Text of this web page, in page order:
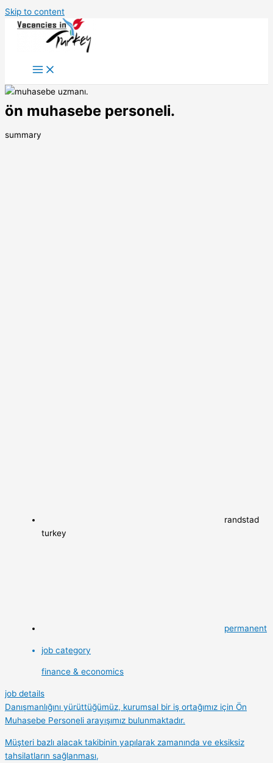
Skip to content
ön muhasebe personeli.
summary
randstad
turkey
permanent
job category
finance & economics
job details
Danışmanlığını yürüttüğümüz, kurumsal bir iş ortağımız için Ön
Muhasebe Personeli arayışımız bulunmaktadır.
Müşteri bazlı alacak takibinin yapılarak zamanında ve eksiksiz
tahsilatların sağlanması,